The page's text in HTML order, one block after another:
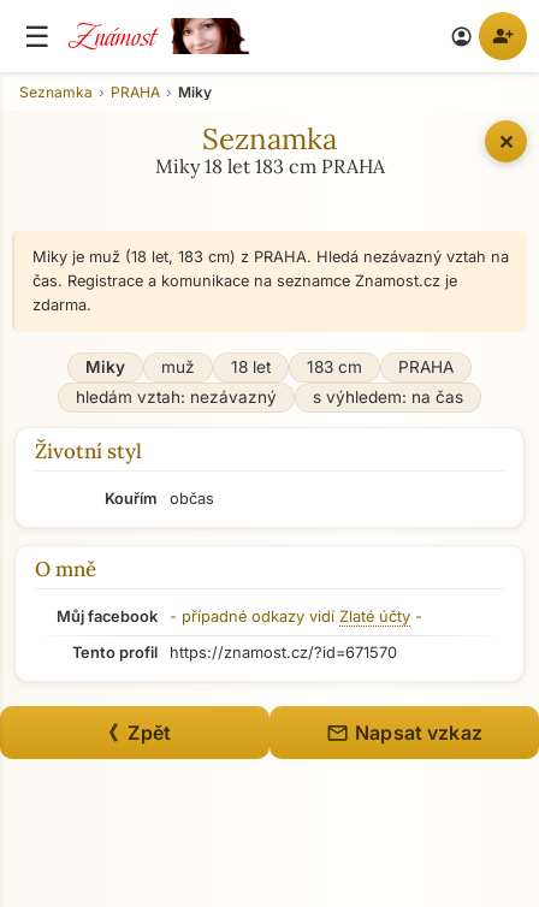
☰ Známost account_circle person_add
✕
Seznamka PRAHA Miky
Seznamka
Miky 18 let 183 cm PRAHA
Miky je muž (18 let, 183 cm) z PRAHA. Hledá nezávazný vztah na
čas. Registrace a komunikace na seznamce Znamost.cz je
zdarma.
Miky muž 18 let 183 cm
PRAHA
hledám vztah: nezávazný
s výhledem: na čas
Životní styl
Kouřím občas
O mně
Můj facebook - případné odkazy vidí Zlaté účty -
Tento profil
https://znamost.cz/?id=671570
《 Zpět mail Napsat vzkaz